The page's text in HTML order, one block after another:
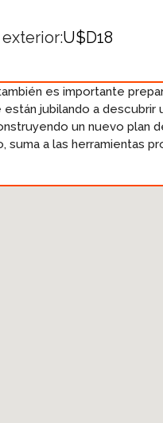
U$D18
es importante
jubilando a descubrir
un nuevo plan
a las herramientas